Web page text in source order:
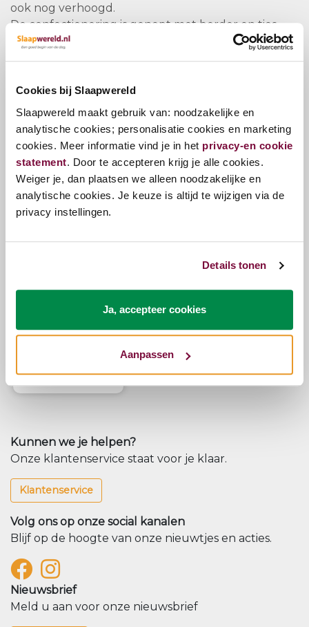
Cookies bij Slaapwereld
Slaapwereld maakt gebruik van: noodzakelijke en
analytische cookies; personalisatie cookies en marketing
cookies. Meer informatie vind je in het privacy-en cookie
statement. Door te accepteren krijg je alle cookies.
Weiger je, dan plaatsen we alleen noodzakelijke en
analytische cookies. Je keuze is altijd te wijzigen via de
privacy instellingen.
Details tonen
Ja, accepteer cookies
Aanpassen
ook nog verhoogd.
De confectionering is genopt met border en ties
van dit topdekmatras
Vragen?
Bel ons E-mail
Zojuist bekeken
PULLMAN
€1.099,00
Kunnen we je helpen?
Onze klantenservice staat voor je klaar.
Klantenservice
Volg ons op onze social kanalen
Blijf op de hoogte van onze nieuwtjes en acties.
Nieuwsbrief
Meld u aan voor onze nieuwsbrief